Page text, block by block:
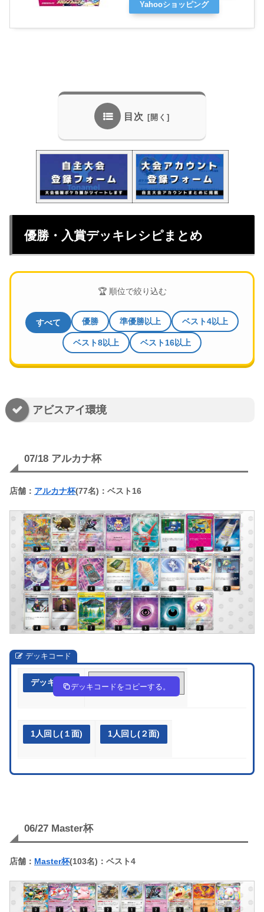
Yahooショッピング
目次
優勝・入賞デッキレシピまとめ
🏆 順位で絞り込む
すべて 優勝 準優勝以上 ベスト4以上
ベスト8以上 ベスト16以上
アビスアイ環境
07/18 アルカナ杯
店舗： アルカナ杯(77名)：ベスト16
デッキコード
デッキ作成 3EXpyp-rDjqSb-XM2R3R
デッキコードをコピーする。
1人回し(１面) 1人回し(２面)
06/27 Master杯
店舗： Master杯(103名)：ベスト4